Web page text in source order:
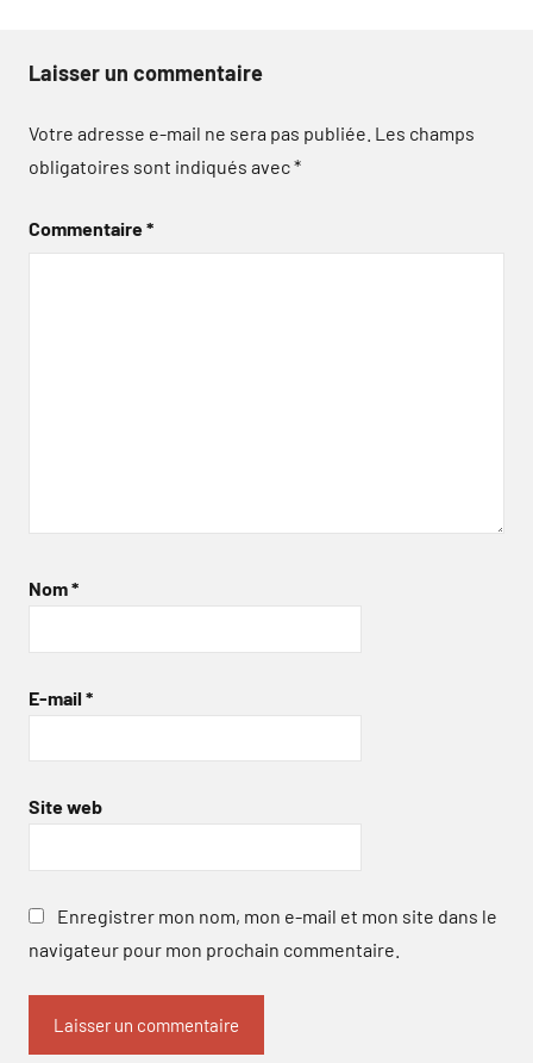
Laisser un commentaire
Votre adresse e-mail ne sera pas publiée. Les champs
obligatoires sont indiqués avec*
Commentaire*
Nom*
E-mail *
Site web
Enregistrer mon nom, mon e-mail et mon site dans le
navigateur pour mon prochain commentaire.